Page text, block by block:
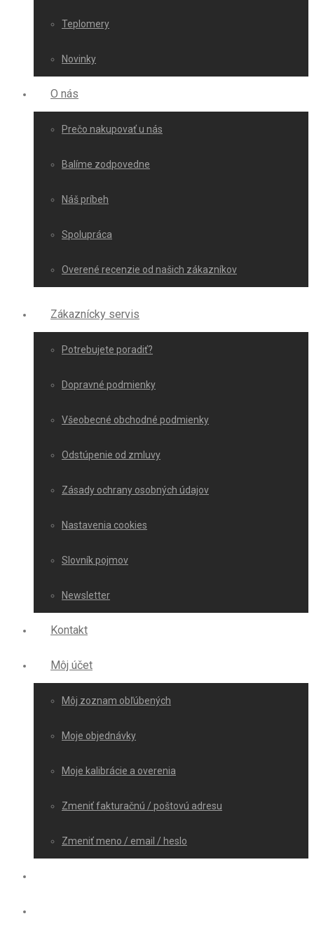
Teplomery
Novinky
O nás
Prečo nakupovať u nás
Balíme zodpovedne
Náš príbeh
Spolupráca
Overené recenzie od našich zákazníkov
Zákaznícky servis
Potrebujete poradiť?
Dopravné podmienky
Všeobecné obchodné podmienky
Odstúpenie od zmluvy
Zásady ochrany osobných údajov
Nastavenia cookies
Slovník pojmov
Newsletter
Kontakt
Môj účet
Môj zoznam obľúbených
Moje objednávky
Moje kalibrácie a overenia
Zmeniť fakturačnú / poštovú adresu
Zmeniť meno / email / heslo